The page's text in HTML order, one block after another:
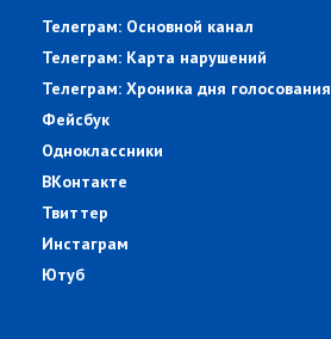
Телеграм: Основной канал
Телеграм: Карта нарушений
Телеграм: Хроника дня голосования
Фейсбук
Одноклассники
ВКонтакте
Твиттер
Инстаграм
Ютуб